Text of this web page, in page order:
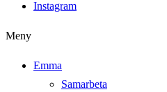
Instagram
Meny
Emma
Samarbeta